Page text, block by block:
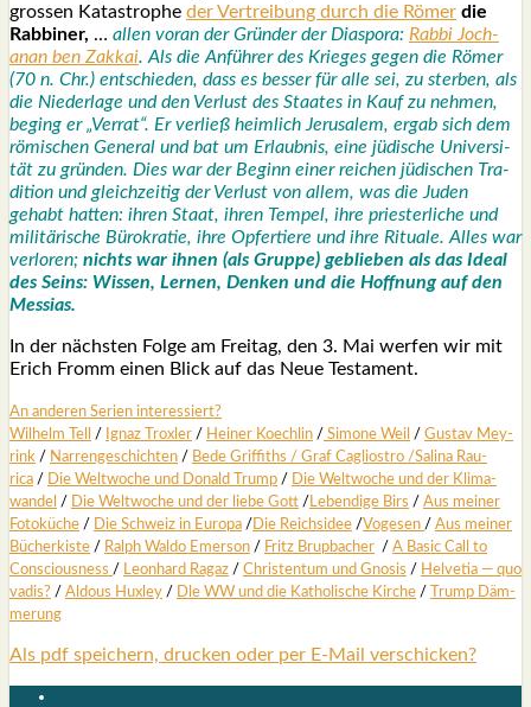
gros­sen Kata­stro­phe der Ver­trei­bung durch die Römer die
Rab­bi­ner, … allen vor­an der Grün­der der Dia­spo­ra: Rab­bi Joch­
anan ben Zak­kai. Als die Anfüh­rer des Krie­ges gegen die Römer
(70 n. Chr.) ent­schie­den, dass es bes­ser für alle sei, zu ster­ben, als
die Nie­der­la­ge und den Ver­lust des Staa­tes in Kauf zu neh­men,
beging er „Ver­rat“. Er ver­ließ heim­lich Jeru­sa­lem, ergab sich dem
römi­schen Gene­ral und bat um Erlaub­nis, eine jüdi­sche Uni­ver­si­
tät zu grün­den. Dies war der Beginn einer rei­chen jüdi­schen Tra­
di­ti­on und gleich­zei­tig der Ver­lust von allem, was die Juden
gehabt hat­ten: ihren Staat, ihren Tem­pel, ihre pries­ter­li­che und
mili­tä­ri­sche Büro­kra­tie, ihre Opfer­tie­re und ihre Ritua­le. Alles war
ver­lo­ren; nichts war ihnen (als Grup­pe) geblie­ben als das Ide­al
des Seins: Wis­sen, Ler­nen, Den­ken und die Hoff­nung auf den
Mes­si­as.
In der nächs­ten Fol­ge am Frei­tag, den 3. Mai wer­fen wir mit
Erich Fromm einen Blick auf das Neue Tes­ta­ment.
An ande­ren Seri­en inter­es­siert?
Wil­helm Tell
/ Ignaz Trox­ler / Hei­ner Koech­lin / Simo­ne Weil / Gus­tav Mey­
rink / Nar­ren­ge­schich­ten / Bede Grif­fiths / Graf Cagli­os­tro /Sali­na Rau­
rica / Die Welt­wo­che und Donald Trump / Die Welt­wo­che und der Kli­ma­
wan­del / Die Welt­wo­che und der lie­be Gott /Leben­di­ge Birs / Aus mei­ner
Foto­kü­che / Die Schweiz in Euro­pa /Die Reichs­idee /Voge­sen / Aus mei­ner
Bücher­kis­te / Ralph Wal­do Emer­son / Fritz Brup­ba­cher / A Basic Call to
Con­scious­ness / Leon­hard Ragaz / Chris­ten­tum und Gno­sis / Hel­ve­tia — quo
vadis? / Aldous Hux­ley / Dle WW und die Katho­li­sche Kir­che / Trump Däm­
me­rung
Als pdf speichern, drucken oder per E-Mail verschicken?